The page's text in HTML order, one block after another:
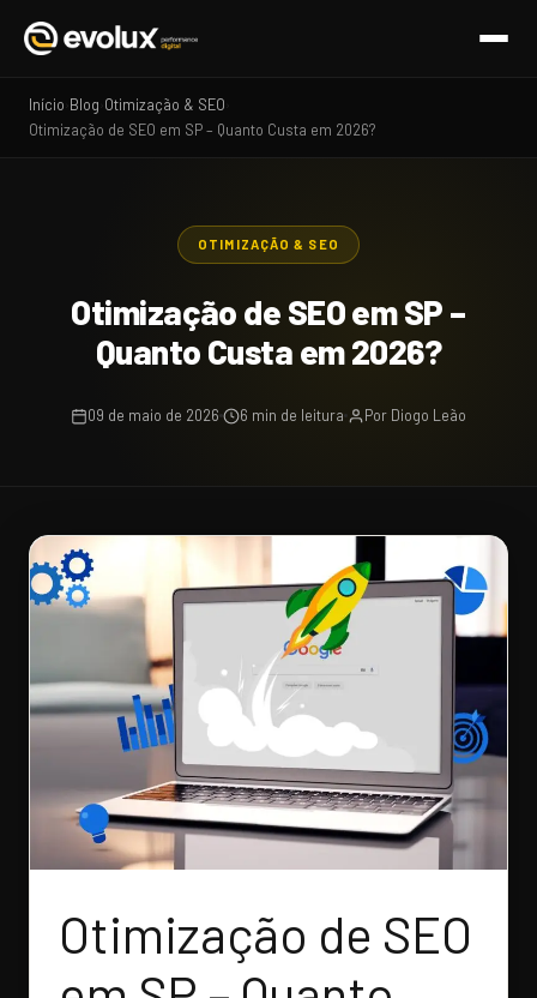
Início Blog Otimização & SEO
Otimização de SEO em SP – Quanto Custa em 2026?
OTIMIZAÇÃO & SEO
Otimização de SEO em SP –
Quanto Custa em 2026?
09 de maio de 2026 6 min de leitura Por Diogo Leão
Otimização de SEO